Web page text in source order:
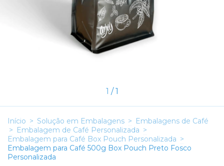
1 /1
Início > Solução em Embalagens > Embalagens de Café
> Embalagem de Café Personalizada >
Embalagem para Café Box Pouch Personalizada >
Embalagem para Café 500g Box Pouch Preto Fosco
Personalizada